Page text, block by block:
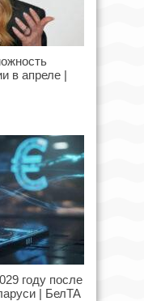
в апреле |
году после
| БелТА